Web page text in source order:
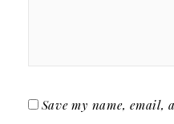
Save my name, email,